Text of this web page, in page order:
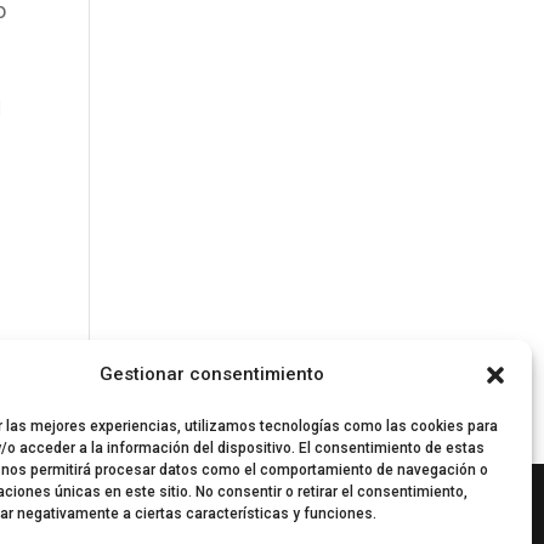
Gestionar consentimiento
las mejores experiencias, utilizamos tecnologías como las cookies para
o acceder a la información del dispositivo. El consentimiento de estas
permitirá procesar datos como el comportamiento de navegación o
únicas en este sitio. No consentir o retirar el consentimiento,
negativamente a ciertas características y funciones.